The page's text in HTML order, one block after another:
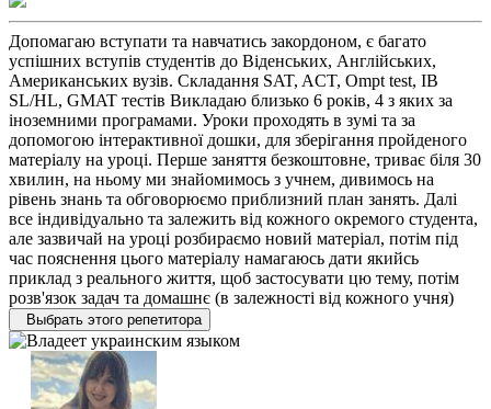
Допомагаю вступати та навчатись закордоном, є багато
успішних вступів студентів до Віденських, Англійських,
Американських вузів. Складання SAT, ACT, Ompt test, IB
SL/HL, GMAT тестів Викладаю близько 6 років, 4 з яких за
іноземними програмами. Уроки проходять в зумі та за
допомогою інтерактивної дошки, для зберігання пройденого
матеріалу на уроці. Перше заняття безкоштовне, триває біля 30
хвилин, на ньому ми знайомимось з учнем, дивимось на
рівень знань та обговорюємо приблизний план занять. Далі
все індивідуально та залежить від кожного окремого студента,
але зазвичай на уроці розбираємо новий матеріал, потім під
час пояснення цього матеріалу намагаюсь дати якийсь
приклад з реального життя, щоб застосувати цю тему, потім
розв'язок задач та домашнє (в залежності від кожного учня)
Выбрать этого репетитора